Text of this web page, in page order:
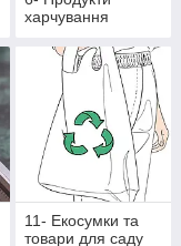
харчування
11- Екосумки та
товари для саду